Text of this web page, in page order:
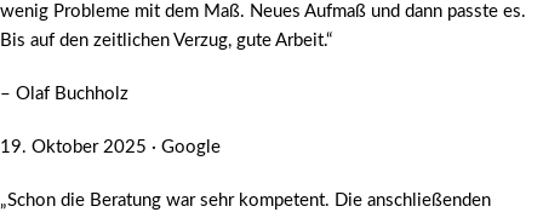
wenig Probleme mit dem Maß. Neues Aufmaß und dann passte es.
Bis auf den zeitlichen Verzug, gute Arbeit.“
– Olaf Buchholz
19. Oktober 2025 · Google
„Schon die Beratung war sehr kompetent. Die anschließenden